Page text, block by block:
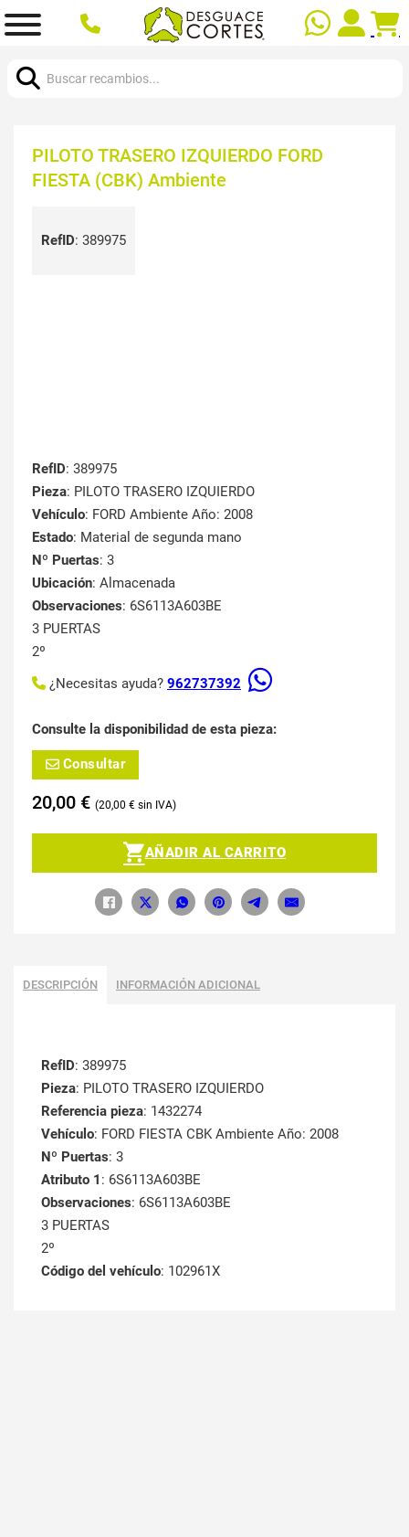
PILOTO TRASERO IZQUIERDO FORD
FIESTA (CBK) Ambiente
RefID: 389975
RefID: 389975
Pieza: PILOTO TRASERO IZQUIERDO
Vehículo: FORD Ambiente Año: 2008
Estado: Material de segunda mano
Nº Puertas: 3
Ubicación: Almacenada
Observaciones: 6S6113A603BE
3 PUERTAS
2º
¿Necesitas ayuda? 962737392
Consulte la disponibilidad de esta pieza:
Consultar
20,00 € 20,00 €
AÑADIR AL CARRITO
DESCRIPCIÓN INFORMACIÓN ADICIONAL
RefID: 389975
Pieza: PILOTO TRASERO IZQUIERDO
Referencia pieza: 1432274
Vehículo: FORD FIESTA CBK Ambiente Año: 2008
Nº Puertas: 3
Atributo 1 : 6S6113A603BE
Observaciones: 6S6113A603BE
3 PUERTAS
2º
Código del vehículo: 102961X